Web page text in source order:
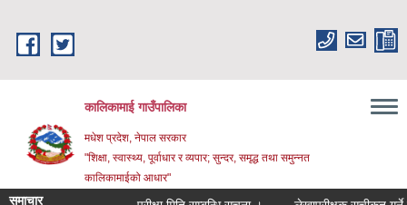
कालिकामाई गाउँपालिका
मधेश प्रदेश, नेपाल सरकार
"शिक्षा, स्वास्थ्य, पूर्वाधार र व्यपार; सुन्दर, समृद्ध तथा समुन्नत
कालिकामाईको आधार"
समाचार